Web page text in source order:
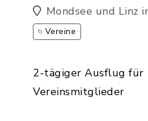
Mondsee und Linz
Vereine
2-tägiger Ausflug für
Vereinsmitglieder